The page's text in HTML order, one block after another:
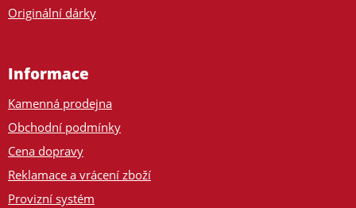
Originální dárky
Informace
Kamenná prodejna
Obchodní podmínky
Cena dopravy
Reklamace a vrácení zboží
Provizní systém